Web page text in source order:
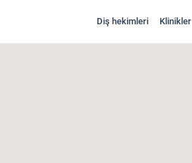
Yorumları İncele ve Randevu Al
Diş hekimleri Klinikler